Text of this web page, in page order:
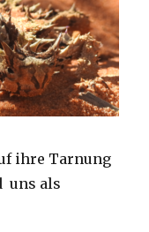
ihre Tarnung
uns als